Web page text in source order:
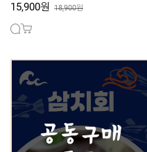
15,900원 18,900원